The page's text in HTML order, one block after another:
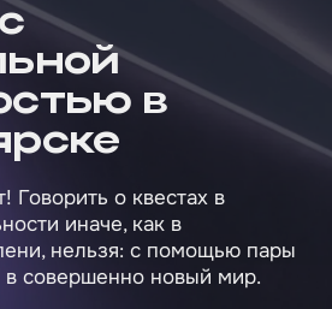
в
Говорить о квестах в
иначе, как в
нельзя: с помощью пары
в совершенно новый мир.